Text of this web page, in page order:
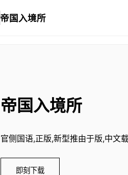
帝国入境所
帝国入境所
官侧国语,正版,新型推由于版,中文
即刻下载